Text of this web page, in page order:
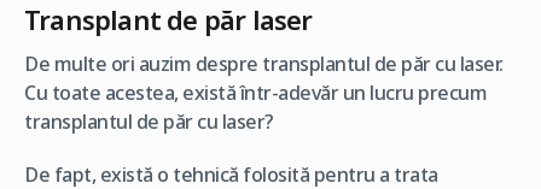
Transplant de păr laser
De multe ori auzim despre transplantul de păr cu laser.
Cu toate acestea, există într-adevăr un lucru precum
transplantul de păr cu laser?
De fapt, există o tehnică folosită pentru a trata